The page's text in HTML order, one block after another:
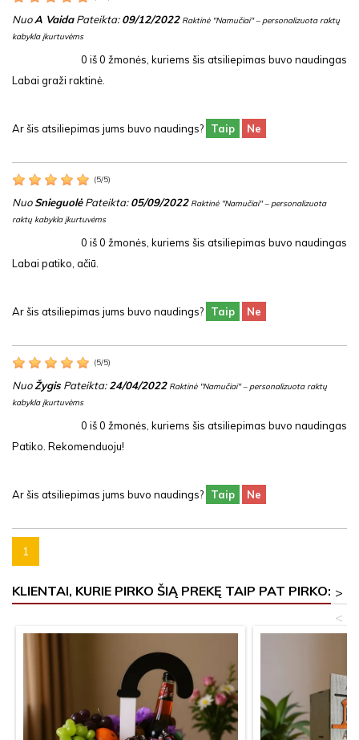
NuoA VaidaPateikta:09/12/2022 Raktinė "Namučiai" – personalizuota raktų
kabykla įkurtuvėms
0 iš0 žmonės, kuriems šis atsiliepimas buvo naudingas
Labai graži raktinė.
Ar šis atsiliepimas jums buvo naudings? Taip Ne
(5/5)
NuoSnieguolėPateikta:05/09/2022 Raktinė "Namučiai" – personalizuota
raktų kabykla įkurtuvėms
0 iš0 žmonės, kuriems šis atsiliepimas buvo naudingas
Labai patiko, ačiū.
Ar šis atsiliepimas jums buvo naudings? Taip Ne
(5/5)
NuoŽygisPateikta:24/04/2022 Raktinė "Namučiai" – personalizuota raktų
kabykla įkurtuvėms
0 iš0 žmonės, kuriems šis atsiliepimas buvo naudingas
Patiko. Rekomenduoju!
Ar šis atsiliepimas jums buvo naudings? Taip Ne
1
KLIENTAI, KURIE PIRKO ŠIĄ PREKĘ TAIP PAT PIRKO: >
<